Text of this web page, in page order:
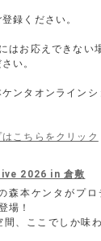
録ください。
はお応えできない
い。
ンタオンラインシ
こちらをクリック
2026 in 倉敷
森本ケンタがプ
場！
間、ここでしか味